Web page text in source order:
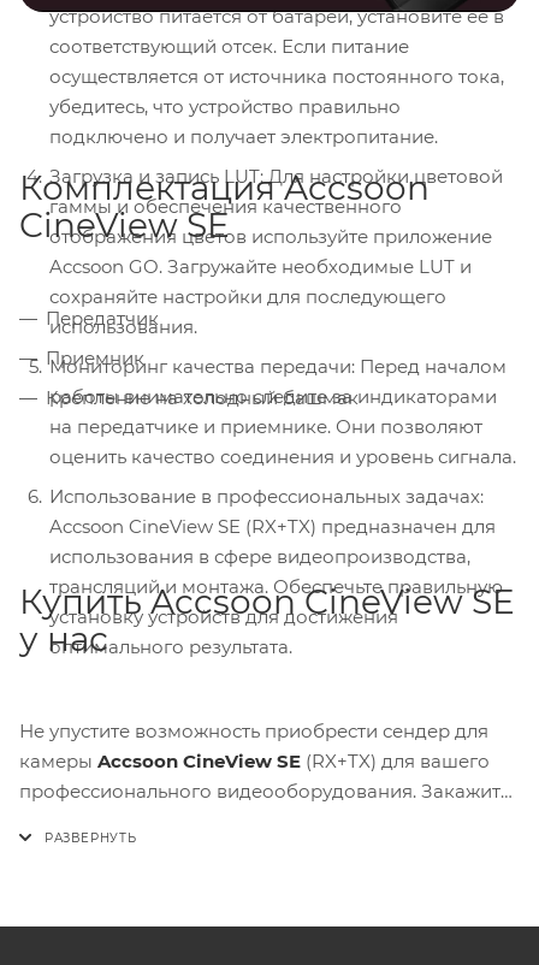
устройство питается от батареи, установите ее в
соответствующий отсек. Если питание
осуществляется от источника постоянного тока,
убедитесь, что устройство правильно
подключено и получает электропитание.
Загрузка и запись LUT: Для настройки цветовой
гаммы и обеспечения качественного
отображения цветов используйте приложение
Accsoon GO. Загружайте необходимые LUT и
сохраняйте настройки для последующего
использования.
Мониторинг качества передачи: Перед началом
работы внимательно следите за индикаторами
на передатчике и приемнике. Они позволяют
оценить качество соединения и уровень сигнала.
Использование в профессиональных задачах:
Accsoon CineView SE (RX+TX) предназначен для
использования в сфере видеопроизводства,
трансляций и монтажа. Обеспечьте правильную
установку устройств для достижения
оптимального результата.
Комплектация Accsoon
CineView SE
Передатчик
Приемник
Крепление на холодный башмак
Купить Accsoon CineView SE
у нас
Не упустите возможность приобрести сендер для
камеры Accsoon CineView SE (RX+TX) для вашего
профессионального видеооборудования. Закажите